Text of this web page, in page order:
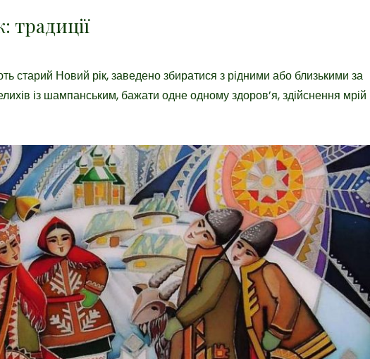
традиції
старий Новий рік, заведено збиратися з рідними або близькими за
із шампанським, бажати одне одному здоров’я, здійснення мрій